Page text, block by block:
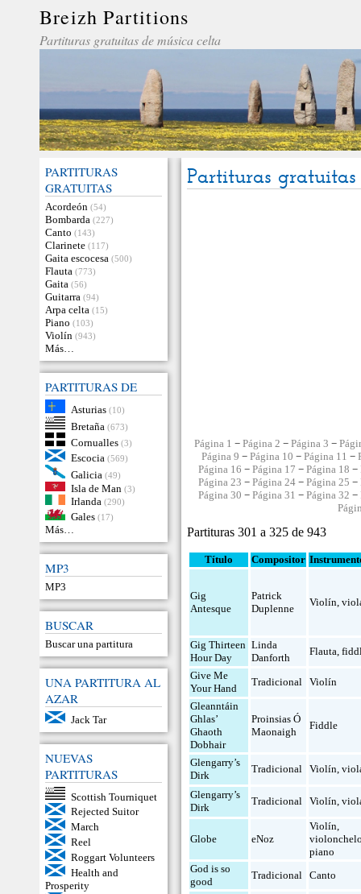
Breizh Partitions
Partituras gratuitas de música celta
PARTITURAS
GRATUITAS
Acordeón (54)
Bombarda (227)
Canto (143)
Clarinete (117)
Gaita escocesa (500)
Flauta (773)
Gaita (56)
Guitarra (94)
Arpa celta (15)
Piano (103)
Violín (943)
Más…
PARTITURAS DE
Asturias (10)
Bretaña (673)
Cornualles (3)
Escocia (569)
Galicia (49)
Isla de Man (3)
Irlanda (290)
Gales (17)
Más…
MP3
MP3
BUSCAR
Buscar una partitura
UNA PARTITURA AL
AZAR
Jack Tar
NUEVAS
PARTITURAS
Scottish Tourniquet
Rejected Suitor
March
Reel
Roggart Volunteers
Health and
Prosperity
Partituras
Página 1 − Página 2 − Página 3 −
Página 9 − Página 10 − Página 11 −
Página 16 −Página 17 −Página 18 −
Página 23 −Página 24 −Página 25 −
Página 30 −Página 31 −Página 32 −
Partituras 301 a 325 de 943
Título Compositor
Gig
Antesque
Patrick
Duplenne
Violín,
Gig Thirteen
Hour Day
Linda
Danforth
Flauta,
Give Me
Your Hand
Tradicional
Violín
Gleanntáin
Ghlas’
Ghaoth
Dobhair
Proinsias Ó
Maonaigh
Fiddle
Glengarry’s
Dirk
Tradicional Violín,
Glengarry’s
Dirk
Tradicional Violín,
Globe eNoz
Violín,
piano
God is so
good
Tradicional Canto